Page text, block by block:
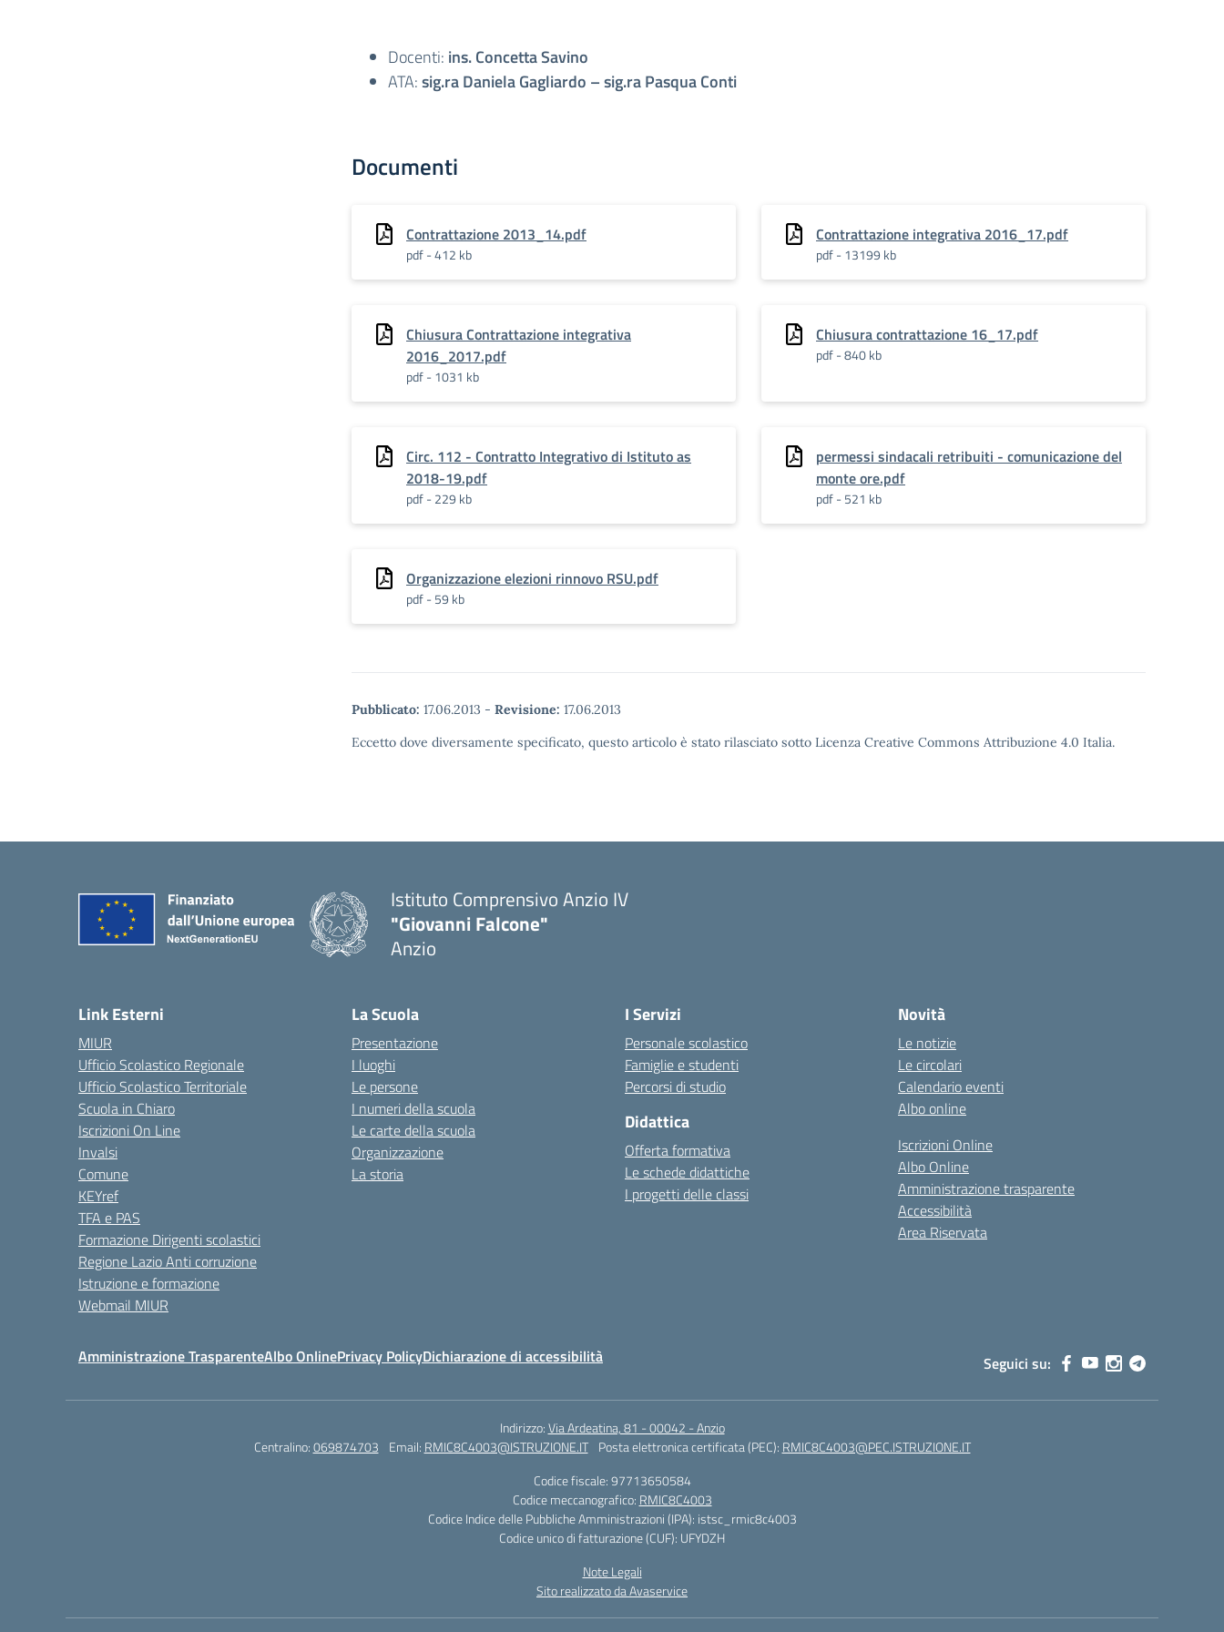
Docenti: ins. Concetta Savino
ATA:sig.ra Daniela Gagliardo – sig.ra Pasqua Conti
Documenti
Contrattazione 2013_14.pdf
pdf - 412 kb
Contrattazione integrativa 2016_17.pdf
pdf - 13199 kb
Chiusura Contrattazione integrativa
2016_2017.pdf
pdf - 1031 kb
Chiusura contrattazione 16_17.pdf
pdf - 840 kb
Circ. 112 - Contratto Integrativo di Istituto as
2018-19.pdf
pdf - 229 kb
permessi sindacali retribuiti - comunicazione del
monte ore.pdf
pdf - 521 kb
Organizzazione elezioni rinnovo RSU.pdf
pdf - 59 kb
Pubblicato: 17.06.2013 - Revisione: 17.06.2013
Eccetto dove diversamente specificato, questo articolo è stato rilasciato sotto Licenza Creative Commons Attribuzione 4.0 Italia.
Istituto Comprensivo Anzio IV
"Giovanni Falcone"
Anzio
Link Esterni
MIUR
Ufficio Scolastico Regionale
Ufficio Scolastico Territoriale
Scuola in Chiaro
Iscrizioni On Line
Invalsi
Comune
KEYref
TFA e PAS
Formazione Dirigenti scolastici
Regione Lazio Anti corruzione
Istruzione e formazione
Webmail MIUR
La Scuola
Presentazione
I luoghi
Le persone
I numeri della scuola
Le carte della scuola
Organizzazione
La storia
I Servizi
Personale scolastico
Famiglie e studenti
Percorsi di studio
Didattica
Offerta formativa
Le schede didattiche
I progetti delle classi
Novità
Le notizie
Le circolari
Calendario eventi
Albo online
Iscrizioni Online
Albo Online
Amministrazione trasparente
Accessibilità
Area Riservata
Amministrazione TrasparenteAlbo OnlinePrivacy PolicyDichiarazione di accessibilità Seguici su:
Indirizzo:Via Ardeatina, 81 - 00042 - Anzio
Centralino:069874703 Email: RMIC8C4003@ISTRUZIONE.IT Posta elettronica certificata (PEC): RMIC8C4003@PEC.ISTRUZIONE.IT
Codice fiscale: 97713650584
Codice meccanografico: RMIC8C4003
Codice Indice delle Pubbliche Amministrazioni (IPA): istsc_rmic8c4003
Codice unico di fatturazione (CUF): UFYDZH
Note Legali
Sito realizzato da Avaservice